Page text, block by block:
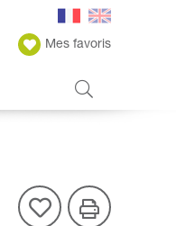
Mes favoris